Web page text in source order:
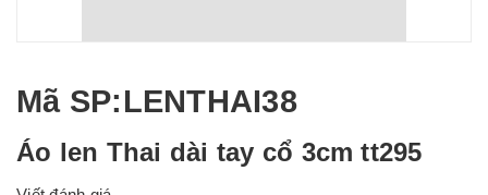
Mã SP:LENTHAI38
Áo len Thai dài tay cổ 3cm tt295